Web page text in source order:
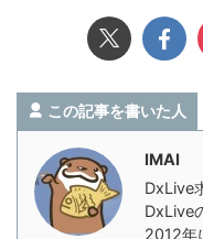
この記事を書いた人
IMAI
DxLive
DxLive
2012年